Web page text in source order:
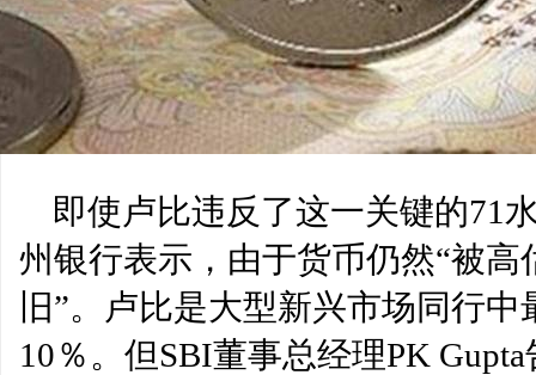
即使卢比违反了这一关键的71
州银行表示，由于货币仍然“被
旧”。卢比是大型新兴市场同行
10％。但SBI董事总经理PK